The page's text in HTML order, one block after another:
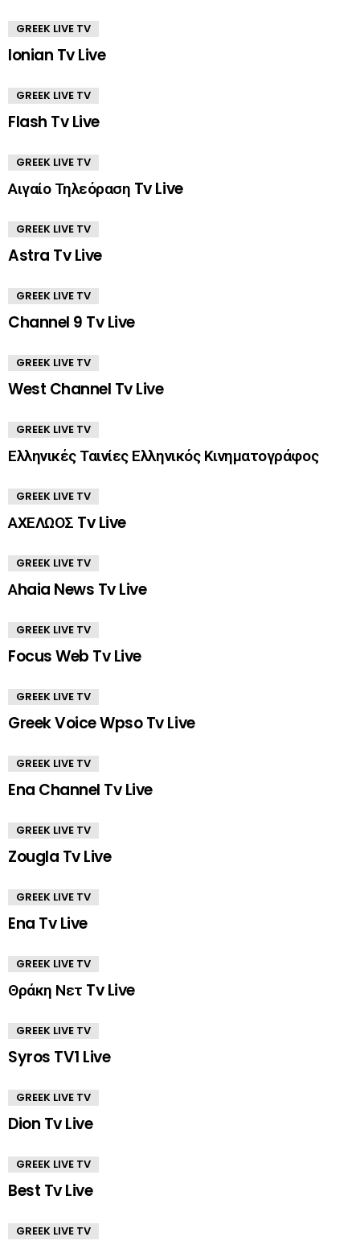
GREEK LIVE TV
Ionian Tv Live
GREEK LIVE TV
Flash Tv Live
GREEK LIVE TV
Αιγαίο Τηλεόραση Tv Live
GREEK LIVE TV
Astra Tv Live
GREEK LIVE TV
Channel 9 Tv Live
GREEK LIVE TV
West Channel Tv Live
GREEK LIVE TV
Ελληνικές Ταινίες Ελληνικός Κινηματογράφος
GREEK LIVE TV
ΑΧΕΛΩΟΣ Tv Live
GREEK LIVE TV
Αhaia News Tv Live
GREEK LIVE TV
Focus Web Tv Live
GREEK LIVE TV
Greek Voice Wpso Tv Live
GREEK LIVE TV
Ena Channel Tv Live
GREEK LIVE TV
Zougla Tv Live
GREEK LIVE TV
Ena Tv Live
GREEK LIVE TV
Θράκη Νετ Tv Live
GREEK LIVE TV
Syros TV1 Live
GREEK LIVE TV
Dion Tv Live
GREEK LIVE TV
Best Tv Live
GREEK LIVE TV